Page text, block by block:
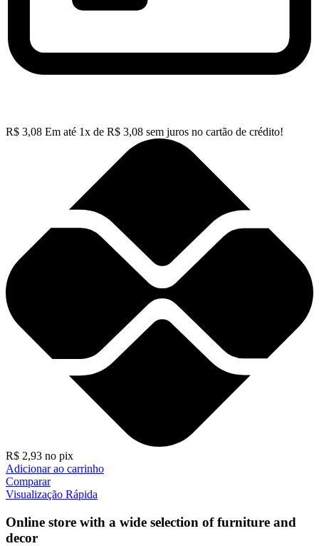
R$ 3,08 Em até 1x de R$ 3,08 sem juros no cartão de crédito!
R$ 2,93 no pix
Adicionar ao carrinho
Comparar
Visualização Rápida
Online store with a wide selection of furniture and
decor